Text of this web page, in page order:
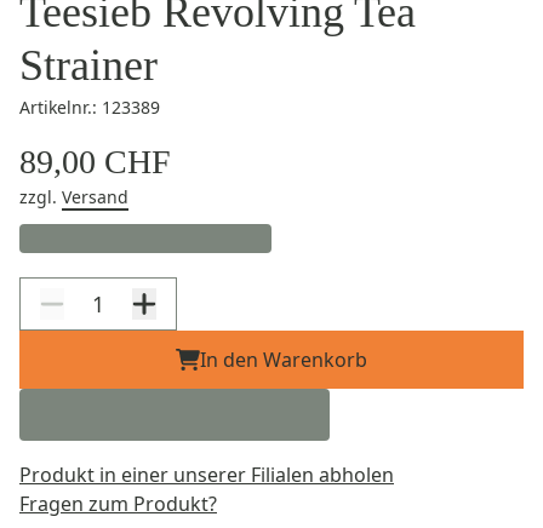
Teesieb Revolving Tea
Strainer
Artikelnr.: 123389
89,00 CHF
zzgl. Versand
In den Warenkorb
Produkt in einer unserer Filialen abholen
Fragen zum Produkt?